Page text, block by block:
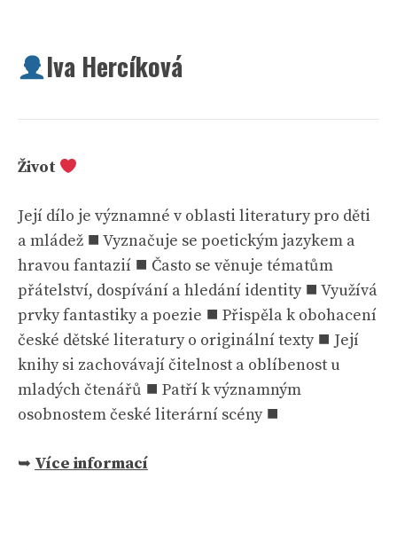
Iva Hercíková
Život
Její dílo je významné v oblasti literatury pro děti
a mládež ⯀ Vyznačuje se poetickým jazykem a
hravou fantazií ⯀ Často se věnuje tématům
přátelství, dospívání a hledání identity ⯀ Využívá
prvky fantastiky a poezie ⯀ Přispěla k obohacení
české dětské literatury o originální texty ⯀ Její
knihy si zachovávají čitelnost a oblíbenost u
mladých čtenářů ⯀ Patří k významným
osobnostem české literární scény ⯀
➥ Více informací